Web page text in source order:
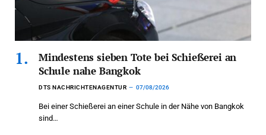
Mindestens sieben Tote bei Schießerei an
Schule nahe Bangkok
DTS NACHRICHTENAGENTUR 07/08/2026
Bei einer Schießerei an einer Schule in der Nähe von Bangkok
sind…